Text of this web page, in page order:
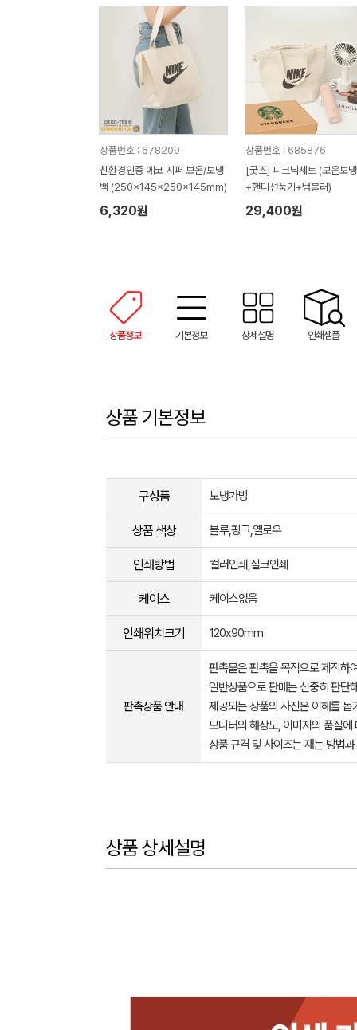
상품번호 : 678209
친환경인증 에코 지퍼 보온/보냉
백 (250x145x250x145mm)
6,320원
상품번호 : 685876
[굿즈] 피크닉세트 (보온보
+핸디선풍기+텀블러)
29,400원
상품정보 기본정보 상세설명 인쇄샘플
상품 기본정보
구성품 보냉가방
상품 색상 블루,핑크,옐로우
인쇄방법 컬러인쇄,실크인쇄
케이스 케이스없음
인쇄위치크기 120x90mm
판촉상품 안내
판촉물은 판촉을 목적으로 제작하
일반상품으로 판매는 신중히 판단
제공되는 상품의 사진은 이해를
모니터의 해상도, 이미지의 품질
상품 규격 및 사이즈는 재는 방법
상품 상세설명